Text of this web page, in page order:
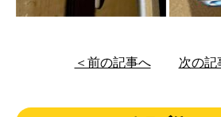
＜前の記事へ 次の記